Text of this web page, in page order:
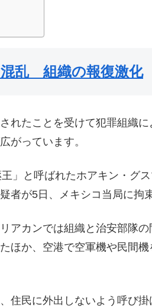
乱 組織の報復激化
れたことを受けて犯罪組織に
がっています。
」と呼ばれたホアキン・グ
者が5日、メキシコ当局に拘
アカンでは組織と治安部隊
ほか、空港で空軍機や民間
住民に外出しないよう呼び掛